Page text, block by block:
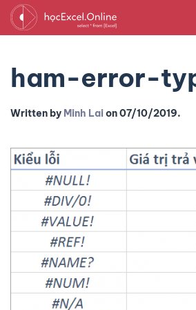
ham-error-
Written by Minh Laion07/10/2019.